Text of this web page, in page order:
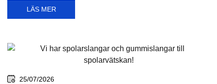
LÄS MER
25/07/2026